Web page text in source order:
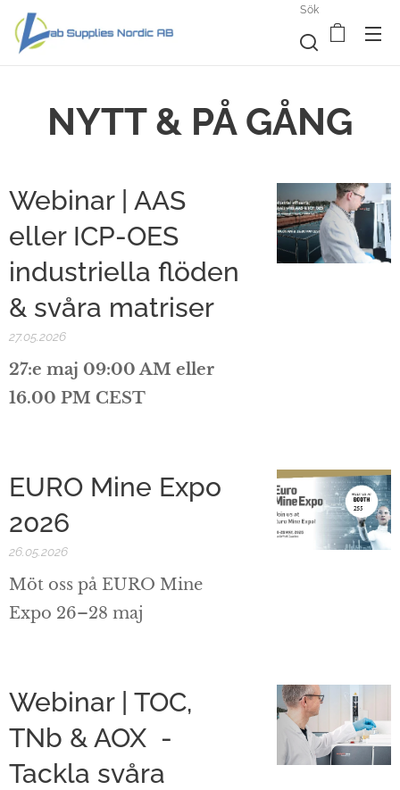
Sök
NYTT & PÅ GÅNG
Webinar | AAS
eller ICP-OES
industriella flöden
& svåra matriser
27.05.2026
27:e maj 09:00 AM eller
16.00 PM CEST
EURO Mine Expo
2026
26.05.2026
Möt oss på EURO Mine
Expo 26–28 maj
Webinar | TOC,
TNb & AOX -
Tackla svåra